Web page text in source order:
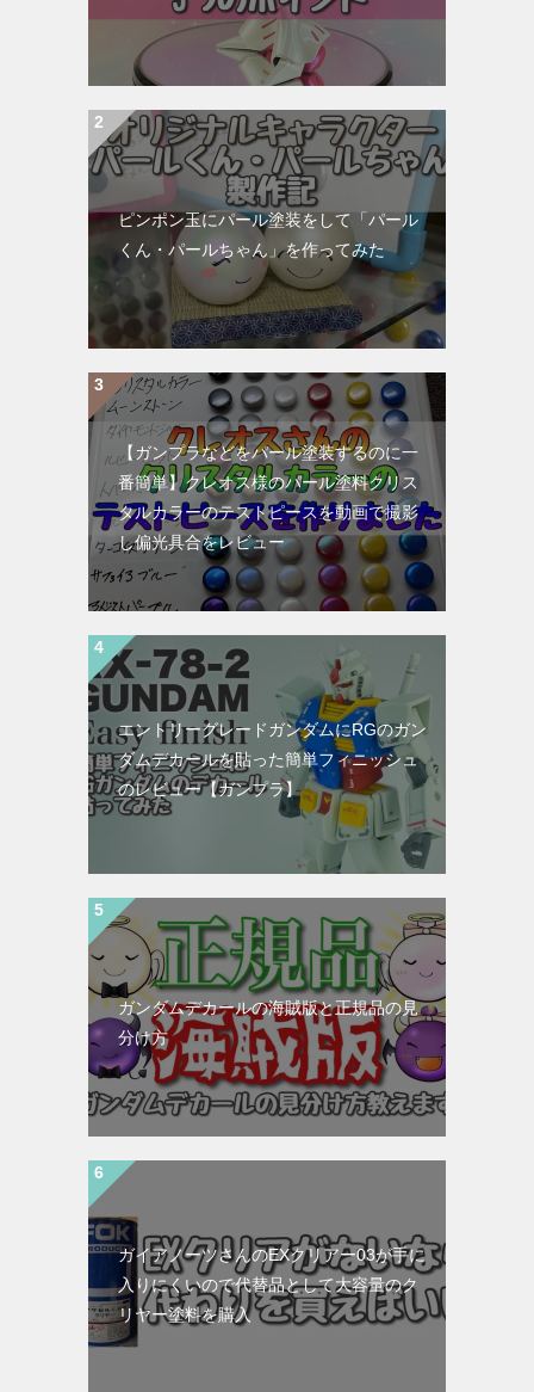
ピンポン玉にパール塗装をして「パール
くん・パールちゃん」を作ってみた
【ガンプラなどをパール塗装するのに一
番簡単】クレオス様のパール塗料クリス
タルカラーのテストピースを動画で撮影
し偏光具合をレビュー
エントリーグレードガンダムにRGのガン
ダムデカールを貼った簡単フィニッシュ
のレビュー【ガンプラ】
ガンダムデカールの海賊版と正規品の見
分け方
ガイアノーツさんのEXクリアー03が手に
入りにくいので代替品として大容量のク
リヤー塗料を購入